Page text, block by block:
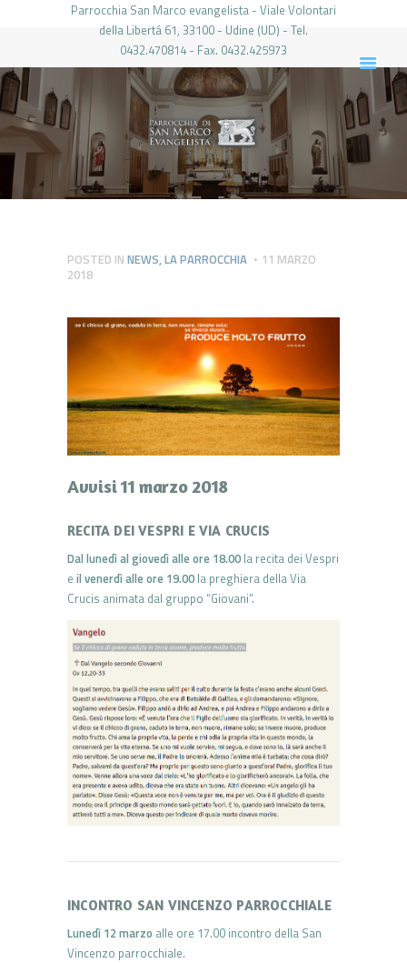
Parrocchia San Marco evangelista - Viale Volontari
della Libertá 61, 33100 - Udine (UD) - Tel.
0432.470814 - Fax. 0432.425973
PARROCCHIA DI SAN MARCO UDINE
HOME
LA PARROCCHIA
IL PARROCO
LE ATTIVITÀ
PIERABECH
FOTO E VIDEO
CONTATTI
LOGIN
POSTED IN NEWS,LA PARROCCHIA
11 MARZO
2018
Avvisi 11 marzo 2018
RECITA DEI VESPRI E VIA CRUCIS
Dal lunedì al giovedì alle ore 18.00 la recita dei Vespri
e il venerdì alle ore 19.00 la preghiera della Via
Crucis animata dal gruppo “Giovani”.
INCONTRO SAN VINCENZO PARROCCHIALE
Lunedì 12 marzo alle ore 17.00 incontro della San
Vincenzo parrocchiale.